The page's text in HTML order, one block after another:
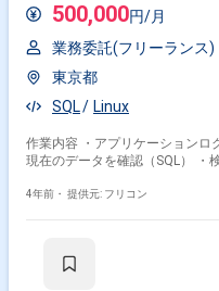
500,000円/月
業務委託(フリーランス)
東京都
SQL
Linux
作業内容 ・アプリケーションログ（テキス
現在
4年前・ 提供元: フリコン